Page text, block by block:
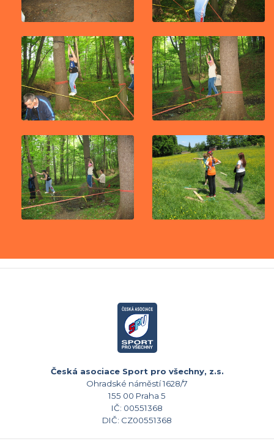
Česká asociace Sport pro všechny, z.s.
Ohradské náměstí 1628/7
155 00 Praha 5
IČ: 00551368
DIČ: CZ00551368